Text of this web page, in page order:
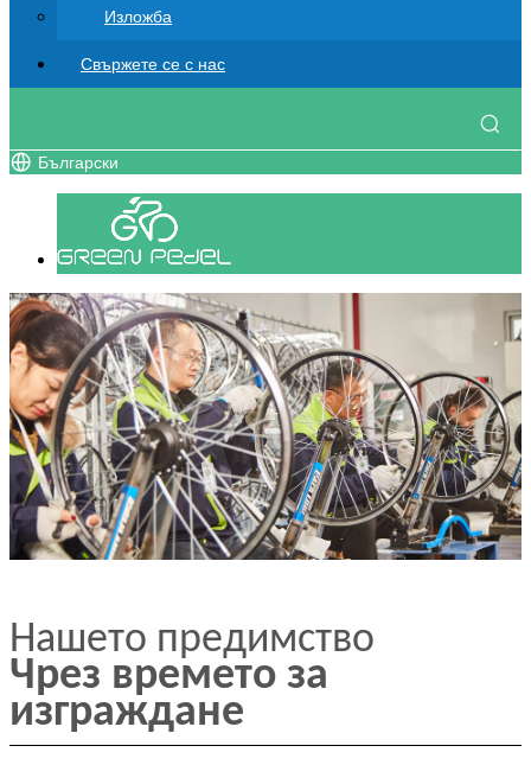
Изложба
Свържете се с нас
Български
Нашето предимство
Чрез времето за
изграждане